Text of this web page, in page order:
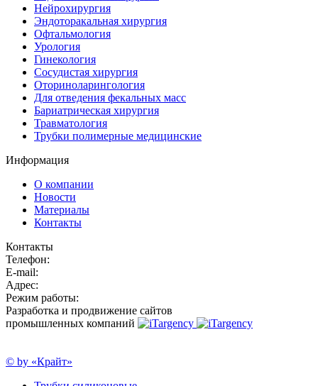
Нейрохирургия
Эндоторакальная хирургия
Офтальмология
Урология
Гинекология
Сосудистая хирургия
Оториноларингология
Для отведения фекальных масс
Бариатрическая хирургия
Травматология
Трубки полимерные медицинские
Информация
О компании
Новости
Материалы
Контакты
Контакты
Телефон:
E-mail:
Адрес:
Режим работы:
Разработка и продвижение сайтов
промышленных компаний
© by «Крайт»